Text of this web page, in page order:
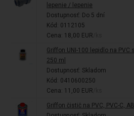
lepenie / lepenie
Dostupnosť: Do 5 dní
Kód: 0112105
Cena: 18,00 EUR
Griffon UNI-100 lepidlo na PVC
250 ml
Dostupnosť: Skladom
Kód: 0410600250
Cena: 11,00 EUR
Griffon čistič na PVC, PVC-C,